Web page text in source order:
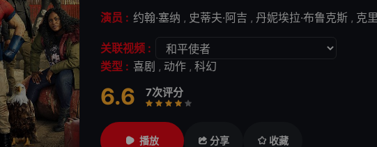
演员 : 约翰·塞纳 , 史蒂夫·阿吉 , 丹妮埃拉·布鲁克斯 , 克
关联视频 :
类型 : 喜剧 , 动作 , 科幻
6.6 7次评分
很差
较差还行推荐
力荐
播放 分享 收藏